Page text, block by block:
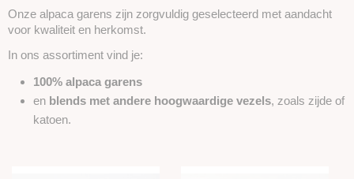
Katoen
Seacell
Ramie
Naturel garen
Merken
Accessoires
Onze alpaca garens zijn zorgvuldig geselecteerd met aandacht
voor kwaliteit en herkomst.
In ons assortiment vind je:
100% alpaca garens
en blends met andere hoogwaardige vezels, zoals zijde of
katoen.